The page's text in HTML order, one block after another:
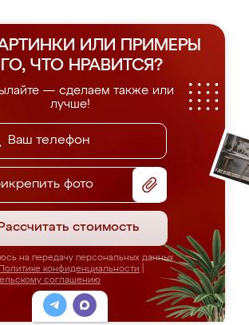
ИЛИ ПРИМЕРЫ
ЧТО НРАВИТСЯ?
— сделаем также или
лучше!
фото
Рассчитать стоимость
на передачу персональных данных
Политике конфиденциальности
соглашению